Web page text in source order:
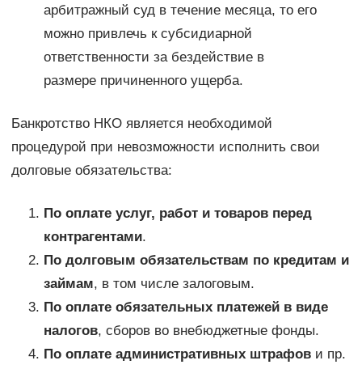
арбитражный суд в течение месяца, то его
можно привлечь к субсидиарной
ответственности за бездействие в
размере причиненного ущерба.
Банкротство НКО является необходимой
процедурой при невозможности исполнить свои
долговые обязательства:
По оплате услуг, работ и товаров перед
контрагентами.
По долговым обязательствам по кредитам и
займам, в том числе залоговым.
По оплате обязательных платежей в виде
налогов, сборов во внебюджетные фонды.
По оплате административных штрафови пр.